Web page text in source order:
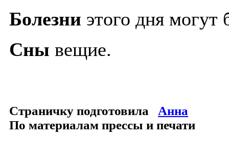
Болезни этого дня
Сны вещие.
Страничку подготовила Анна
По материалам прессы и печати